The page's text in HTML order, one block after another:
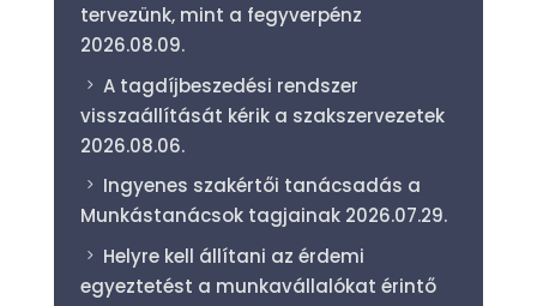
tervezünk, mint a fegyverpénz
2026.08.09.
A tagdíjbeszedési rendszer
visszaállítását kérik a szakszervezetek
2026.08.06.
Ingyenes szakértői tanácsadás a
Munkástanácsok tagjainak 2026.07.29.
Helyre kell állítani az érdemi
egyeztetést a munkavállalókat érintő